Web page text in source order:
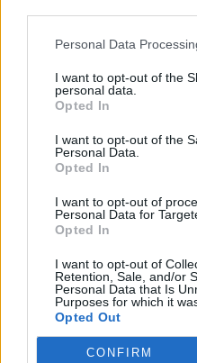
Personal Data
I want to opt-out of the
personal data.
Opted In
I want to opt-out of the
Personal Data.
Opted In
I want to opt-out of
Personal Data for
Opted In
I want to opt-out of
Retention, Sale, and/or
Personal Data that Is
Purposes for which it
Opted Out
CONFIRM
Mit főzzek ma?
Aktuális